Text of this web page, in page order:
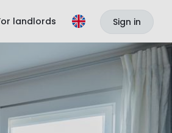
landlords Sign in